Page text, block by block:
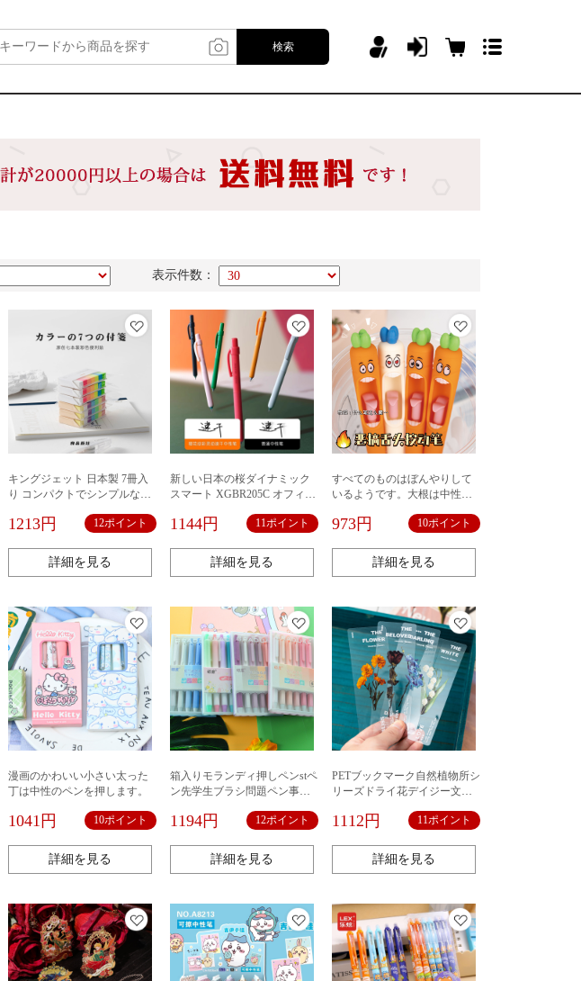
検索
表示件数：
キングジェット 日本製 7冊入
り コンパクトでシンプルな箱
利用可能な付箋 インデックス
1213円 12ポイント
詳細を見る
新しい日本の桜ダイナミック
スマート XGBR205C オフィス
ン卸売
1144円 11ポイント
詳細を見る
すべてのものはぼんやりして
いるようです。大根は中性ペ
形をします。
973円 10ポイント
詳細を見る
漫画のかわいい小さい太った
丁は中性のペンを押します。
1041円 10ポイント
詳細を見る
箱入りモランディ押しペンstペ
ン先学生ブラシ問題ペン事務
性ペン
1194円 12ポイント
詳細を見る
PETブックマーク自然植物所シ
リーズドライ花デイジー文芸
帳タイルブックマークdiyモデ
1112円 11ポイント
詳細を見る